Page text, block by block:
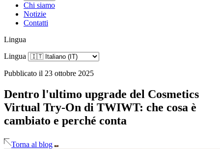
Chi siamo
Notizie
Contatti
Lingua
Lingua
Pubblicato il 23 ottobre 2025
Dentro l'ultimo upgrade del Cosmetics
Virtual Try-On di TWIWT: che cosa è
cambiato e perché conta
Torna al blog